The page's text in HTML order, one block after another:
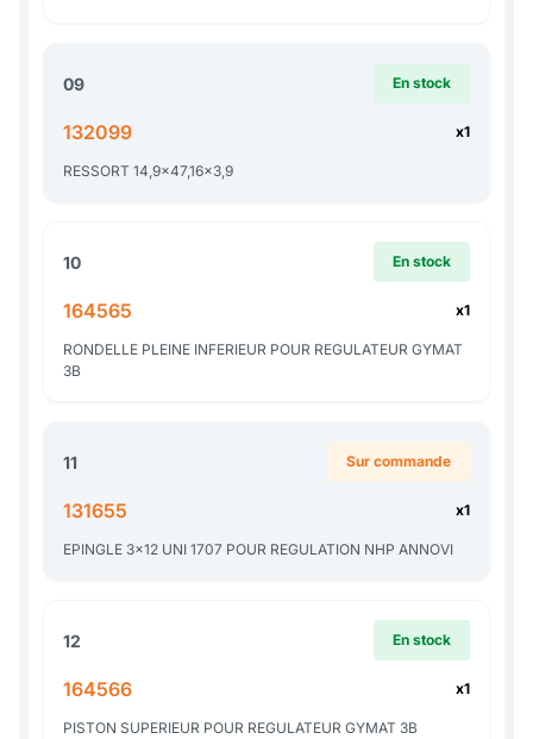
09 En stock
132099 x1
RESSORT 14,9x47,16x3,9
10 En stock
164565 x1
RONDELLE PLEINE INFERIEUR POUR REGULATEUR GYMAT
3B
11 Sur commande
131655 x1
EPINGLE 3x12 UNI 1707 POUR REGULATION NHP ANNOVI
12 En stock
164566 x1
PISTON SUPERIEUR POUR REGULATEUR GYMAT 3B